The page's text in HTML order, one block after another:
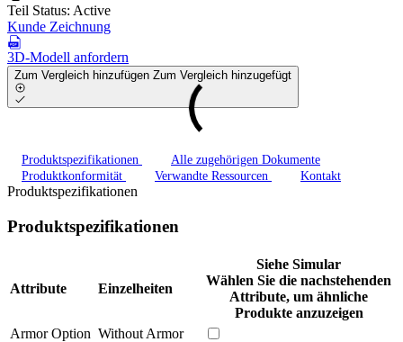
Teil Status: Active
Kunde Zeichnung
3D-Modell anfordern
Zum Vergleich hinzufügen Zum Vergleich hinzugefügt
Produktspezifikationen
Alle zugehörigen Dokumente
Produktkonformität
Verwandte Ressourcen Kontakt
Produktspezifikationen
Produktspezifikationen
Attribute Einzelheiten
Siehe Simular
Wählen Sie die nachstehenden
Attribute, um ähnliche
Produkte anzuzeigen
Armor Option Without Armor